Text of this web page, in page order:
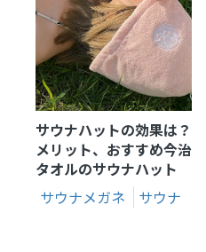
サウナハットの効果は？
メリット、おすすめ今治
タオルのサウナハット
サウナメガネ
サウナ